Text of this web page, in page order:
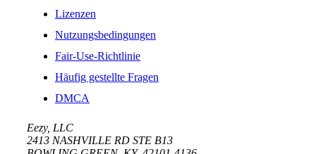
Lizenzen
Nutzungsbedingungen
Fair-Use-Richtlinie
Häufig gestellte Fragen
DMCA
Eezy, LLC
2413 NASHVILLE RD STE B13